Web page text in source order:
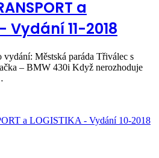
a
Vydání 11-2018
vydání: Městská paráda Třiválec s
– BMW 430i Když nerozhoduje